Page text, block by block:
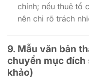
chính; nếu thuê tổ
nên chỉ rõ trách
9. Mẫu văn bản
chuyển mục đích
khảo)